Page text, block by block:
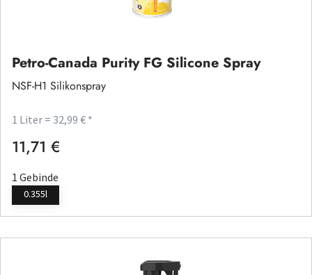
Petro-Canada Purity FG Silicone Spray
NSF-H1 Silikonspray
1 Liter = 32,99 € *
Regulärer Preis:
11,71 €
1 Gebinde
0.355l